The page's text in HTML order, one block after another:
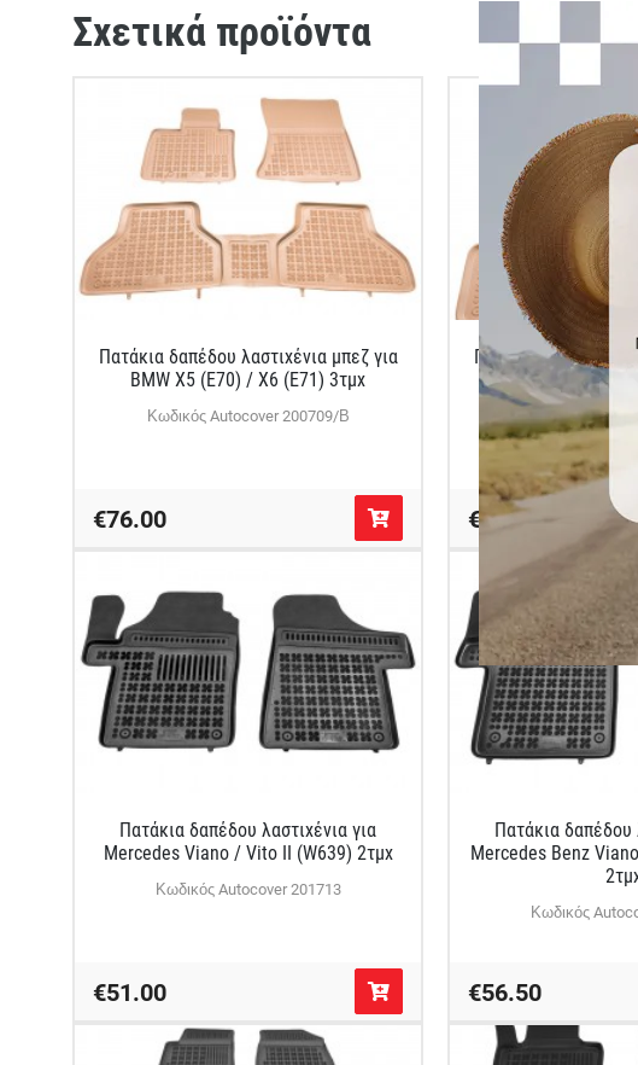
Σχετικά προϊόντα
Πατάκια δαπέδου λαστιχένια μπεζ για
BMW X5 (E70) / X6 (E71) 3τμχ
Κωδικός Autocover 200709/Β
€76.00
Πατάκια δαπέδου
Mercedes M -
Κωδικός
€79.00
Πατάκια δαπέδου λαστιχένια για
Mercedes Viano / Vito II (W639) 2τμχ
Κωδικός Autocover 201713
€51.00
Πατάκια δαπέδου
Mercedes Benz
Κωδικός
€56.50